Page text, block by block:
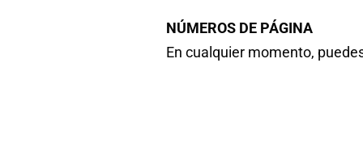
NÚMEROS DE PÁGINA
En cualquier momento,